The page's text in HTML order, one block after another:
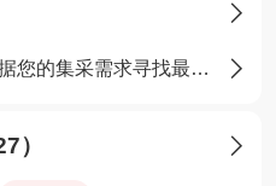

我们将根据您的集采需求寻找最佳货源，确定货源后您将享有优先采购权 
） 